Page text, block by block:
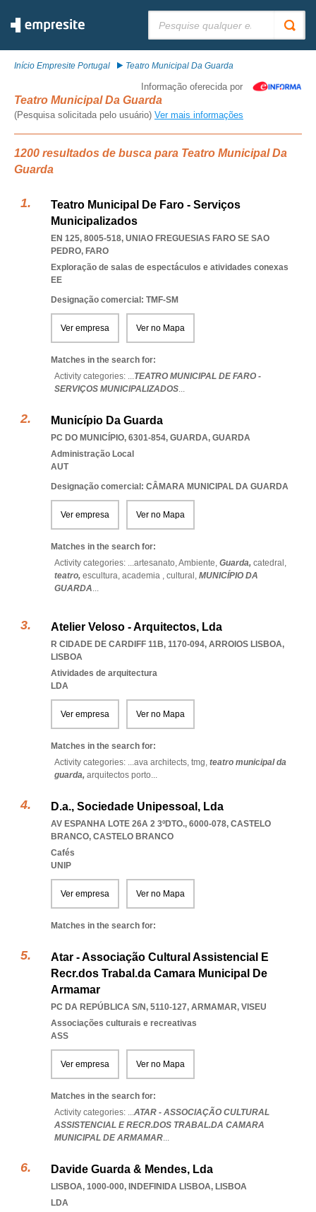
Início Empresite Portugal Teatro Municipal Da Guarda
Informação oferecida por
Teatro Municipal Da Guarda
(Pesquisa solicitada pelo usuário) Ver mais informações
1200 resultados de busca para Teatro Municipal Da
Guarda
Teatro Municipal De Faro - Serviços
Municipalizados
EN 125, 8005-518, UNIAO FREGUESIAS FARO SE SAO
PEDRO, FARO
Exploração de salas de espectáculos e atividades conexas
EE
Designação comercial: TMF-SM
Ver empresa Ver no Mapa
Matches in the search for:
Activity categories: ...TEATRO MUNICIPAL DE FARO -
SERVIÇOS MUNICIPALIZADOS...
Município Da Guarda
PC DO MUNICÍPIO, 6301-854, GUARDA, GUARDA
Administração Local
AUT
Designação comercial: CÂMARA MUNICIPAL DA GUARDA
Ver empresa Ver no Mapa
Matches in the search for:
Activity categories: ...artesanato,Ambiente, Guarda, catedral,
teatro, escultura, academia , cultural, MUNICÍPIO DA
GUARDA...
Atelier Veloso - Arquitectos, Lda
R CIDADE DE CARDIFF 11B, 1170-094, ARROIOS LISBOA,
LISBOA
Atividades de arquitectura
LDA
Ver empresa Ver no Mapa
Matches in the search for:
Activity categories: ...ava architects, tmg, teatro municipal da
guarda, arquitectos porto...
D.a., Sociedade Unipessoal, Lda
AV ESPANHA LOTE 26A 2 3ºDTO., 6000-078, CASTELO
BRANCO, CASTELO BRANCO
Cafés
UNIP
Ver empresa Ver no Mapa
Matches in the search for:
Atar - Associação Cultural Assistencial E
Recr.dos Trabal.da Camara Municipal De
Armamar
PC DA REPÚBLICA S/N, 5110-127, ARMAMAR, VISEU
Associações culturais e recreativas
ASS
Ver empresa Ver no Mapa
Matches in the search for:
Activity categories: ...ATAR - ASSOCIAÇÃO CULTURAL
ASSISTENCIAL E RECR.DOS TRABAL.DA CAMARA
MUNICIPAL DE ARMAMAR...
Davide Guarda & Mendes, Lda
LISBOA, 1000-000, INDEFINIDA LISBOA, LISBOA
LDA